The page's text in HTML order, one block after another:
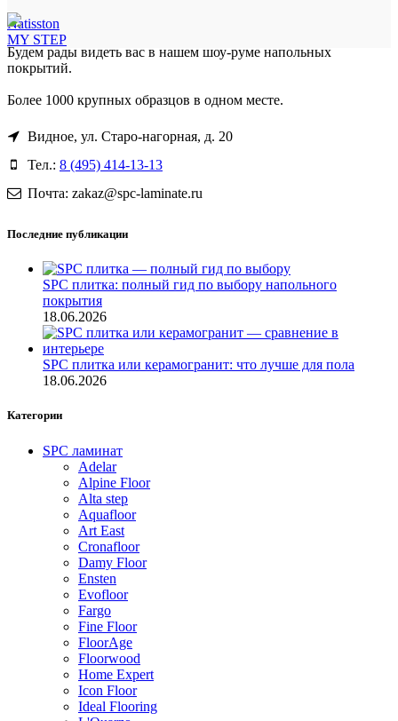
Natisston
MY STEP
Будем рады видеть вас в нашем шоу-руме напольных
покрытий.
Более 1000 крупных образцов в одном месте.
Видное, ул. Старо-нагорная, д. 20
Тел.: 8 (495) 414-13-13
Почта: zakaz@spc-laminate.ru
Последние публикации
SPC плитка: полный гид по выбору напольного
покрытия
18.06.2026
SPC плитка или керамогранит: что лучше для пола
18.06.2026
Категории
SPC ламинат
Adelar
Alpine Floor
Alta step
Aquafloor
Art East
Cronafloor
Damy Floor
Ensten
Evofloor
Fargo
Fine Floor
FloorAge
Floorwood
Home Expert
Icon Floor
Ideal Flooring